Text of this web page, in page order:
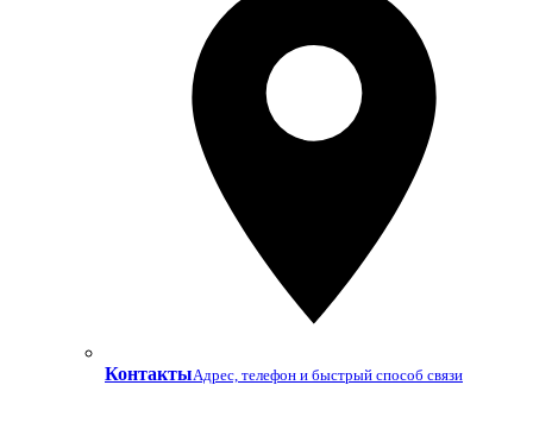
КонтактыАдрес, телефон и быстрый способ связи